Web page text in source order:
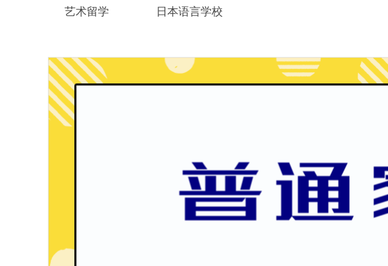
艺术留学 日本语言学校